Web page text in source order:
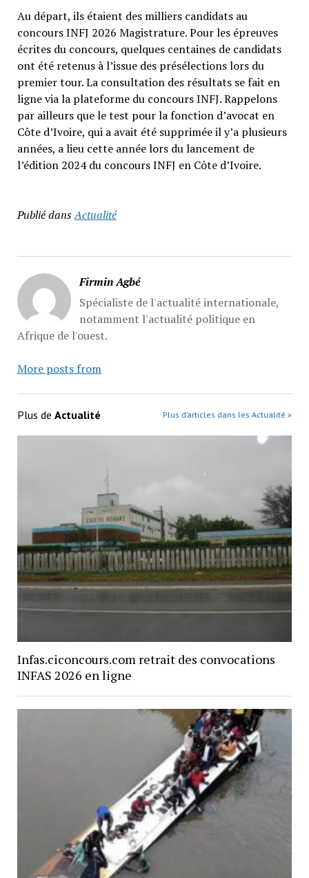
Au départ, ils étaient des milliers candidats au
concours INFJ 2026 Magistrature. Pour les épreuves
écrites du concours, quelques centaines de candidats
ont été retenus à l’issue des présélections lors du
premier tour. La consultation des résultats se fait en
ligne via la plateforme du concours INFJ. Rappelons
par ailleurs que le test pour la fonction d’avocat en
Côte d’Ivoire, qui a avait été supprimée il y’a plusieurs
années, a lieu cette année lors du lancement de
l’édition 2024 du concours INFJ en Côte d’Ivoire.
Publié dansActualité
Firmin Agbé
Spécialiste de l'actualité internationale,
notamment l'actualité politique en
Afrique de l'ouest.
More posts from
Plus de Actualité Plus d’articles dans les Actualité »
Infas.ciconcours.com retrait des convocations
INFAS 2026 en ligne